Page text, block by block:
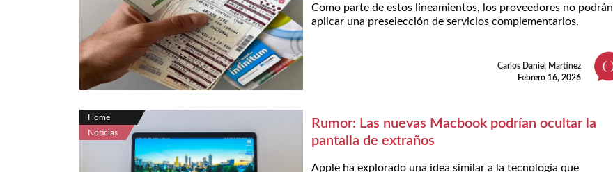
Como parte de estos lineamientos, los proveedores no podrán
aplicar una preselección de servicios complementarios.
Carlos Daniel Martínez
Febrero 16, 2026
Home
Noticias
Rumor: Las nuevas Macbook podrían ocultar la
pantalla de extraños
Apple ha explorado una idea similar a la tecnología que